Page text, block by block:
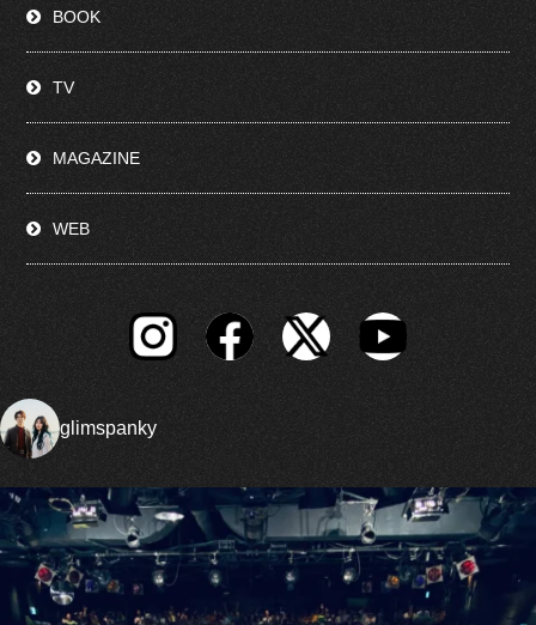
BOOK
TV
MAGAZINE
WEB
glimspanky